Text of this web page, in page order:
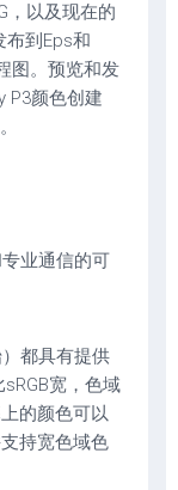
，以及现在的
布到Eps和
图。预览和发
P3颜色创建
业通信的可
都具有提供
宽，色域
的颜色可以
持宽色域色